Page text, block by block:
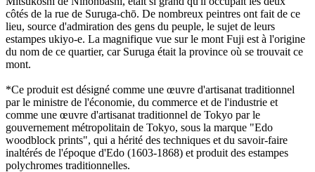
côtés de la rue de Suruga-chō. De nombreux peintres ont fait de ce
lieu, source d'admiration des gens du peuple, le sujet de leurs
estampes ukiyo-e. La magnifique vue sur le mont Fuji est à l'origine
du nom de ce quartier, car Suruga était la province où se trouvait ce
mont.
*Ce produit est désigné comme une œuvre d'artisanat traditionnel
par le ministre de l'économie, du commerce et de l'industrie et
comme une œuvre d'artisanat traditionnel de Tokyo par le
gouvernement métropolitain de Tokyo, sous la marque "Edo
woodblock prints", qui a hérité des techniques et du savoir-faire
inaltérés de l'époque d'Edo (1603-1868) et produit des estampes
polychromes traditionnelles.